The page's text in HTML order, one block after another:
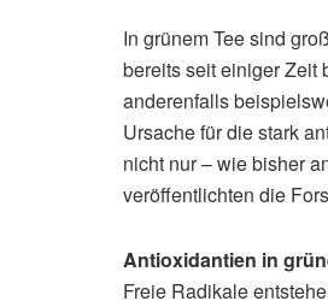
In grünem Tee sind
bereits seit einiger Zeit
anderenfalls
Ursache für die stark
nicht nur – wie bisher
veröffentlichten die
Antioxidantien in
Freie Radikale